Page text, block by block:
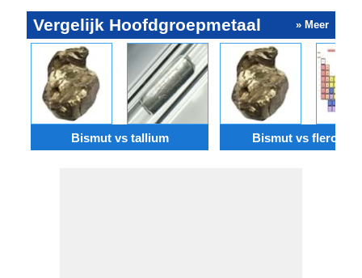
Vergelijk Hoofdgroepmetaal » Meer
Bismut vs tallium Bismut vs